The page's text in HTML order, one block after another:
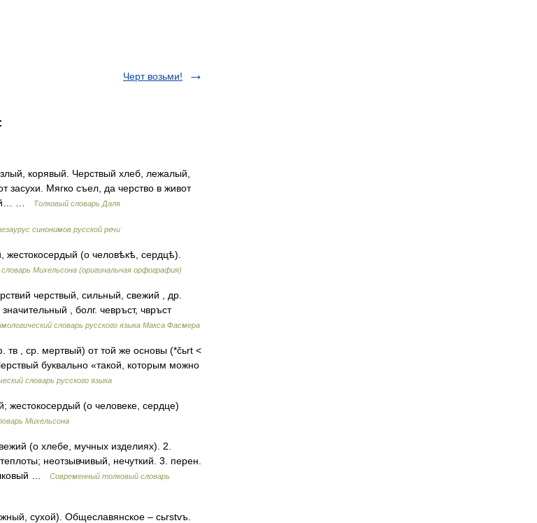
Черт возьми!
корявый. Черствый хлеб, лежалый,
засухи. Мягко съел, да черство в живот
…
Толковый словарь Даля
синонимов русской речи
жестокосердый (о человѣкѣ, сердцѣ).
Михельсона (оригинальная орфография)
черствый, сильный, свежий , др.
, болг. чевръст, чвръст
словарь русского языка Макса Фасмера
, ср. мертвый) от той же основы (*čьrt <
буквально «такой, которым можно
словарь русского языка
жестокосердый (о человеке, сердце)
Михельсона
(о хлебе, мучных изделиях). 2.
неотзывчивый, нечуткий. 3. перен.
…
Современный толковый словарь
сухой). Общеславянское – cьrstvъ.